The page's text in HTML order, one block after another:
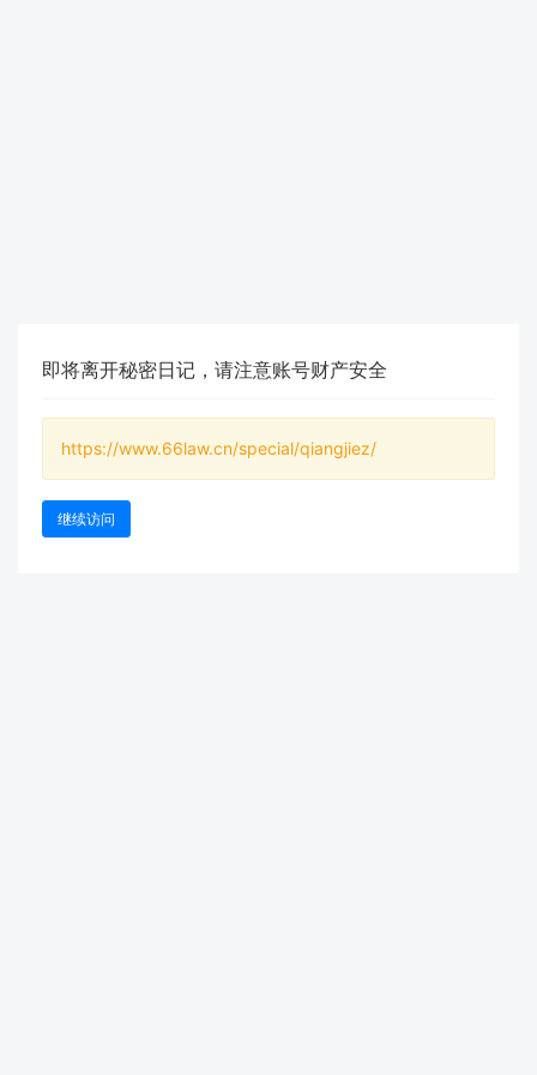
即将离开秘密日记，请注意账号财产安全
https://www.66law.cn/special/qiangjiez/
继续访问